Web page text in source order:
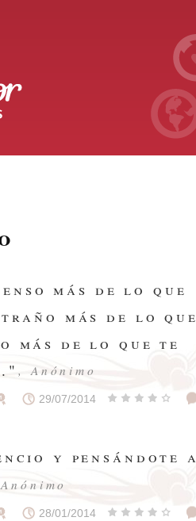
más de lo que
más de lo que
más de lo que te
, Anónimo
29/07/2014
y pensándote a
28/01/2014